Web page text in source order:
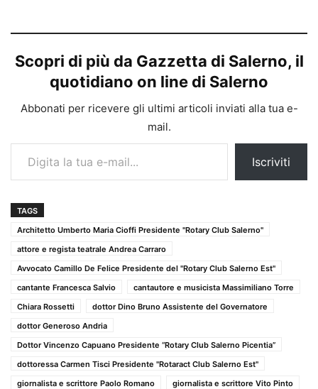
Scopri di più da Gazzetta di Salerno, il
quotidiano on line di Salerno
Abbonati per ricevere gli ultimi articoli inviati alla tua e-
mail.
Digita la tua e-mail...
Iscriviti
TAGS
Architetto Umberto Maria Cioffi Presidente "Rotary Club Salerno"
attore e regista teatrale Andrea Carraro
Avvocato Camillo De Felice Presidente del "Rotary Club Salerno Est"
cantante Francesca Salvio
cantautore e musicista Massimiliano Torre
Chiara Rossetti
dottor Dino Bruno Assistente del Governatore
dottor Generoso Andria
Dottor Vincenzo Capuano Presidente “Rotary Club Salerno Picentia”
dottoressa Carmen Tisci Presidente "Rotaract Club Salerno Est"
giornalista e scrittore Paolo Romano
giornalista e scrittore Vito Pinto